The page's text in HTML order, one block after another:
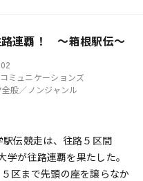
路連覇！ ～箱根駅伝～
ミュニケーションズ
全般／ノンジャンル
伝競走は、往路５区間
学が往路連覇を果たした。
区まで先頭の座を譲らなか